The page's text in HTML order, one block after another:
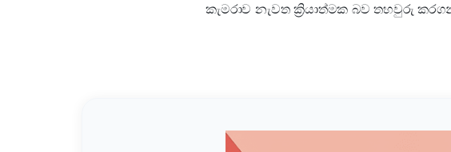
කැමරාව නැවත ක්‍රියාත්මක බව තහවුරු